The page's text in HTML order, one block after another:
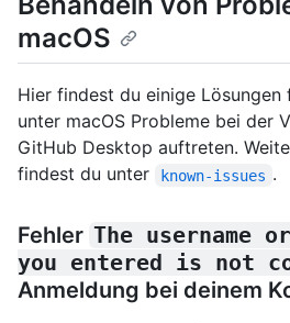
macOS
Hier findest du einige Lösungen
unter macOS Probleme bei der
GitHub Desktop auftreten.
findest du unter
known-issues .
Fehler The username
you entered is not
Anmeldung bei deinem